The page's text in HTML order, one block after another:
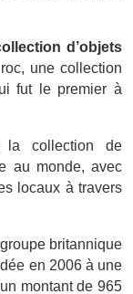
d’objets
une collection
fut le premier à
la collection de
au monde, avec
locaux à travers
britannique
en 2006 à une
montant de 965